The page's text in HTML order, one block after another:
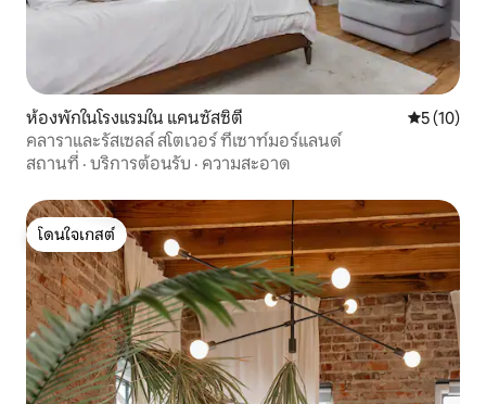
ห้องพักในโรงแรมใน แคนซัสซิตี คะแนนเฉลี่
5 (10)
คลาราและรัสเซลล์ สโตเวอร์ ที่เซาท์มอร์แลนด์
สถานที่ · บริการต้อนรับ · ความสะอาด
โดนใจเกสต์
โดนใจเกสต์